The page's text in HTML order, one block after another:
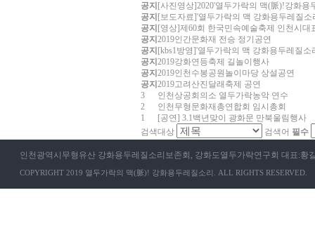
공지 [사진영상]2020'열두가락의 맥(脈)!강화용
공지 [보도자료]'열두가락의 맥 강화용두레질
공지 [영상]제60회 한국민속예술축제 인천시
공지 2019인간문화재 전승 정기공연
공지 [kbs1방영]'열두가락의 맥 강화용두레질소
공지 2019강화연등축제 길놀이행사
공지 2019인천수봉공원놀이마당 상설공연
공지 2019고려산진달래축제 공연
3
인천상공회의소 열두가락농악 연수
2
인천무형문화재총연합회 임시총회
1
[공연] 3.1백년맞이 광화문 만북울림행사
검색대상
검색어 필수
인천광역시무형유산 강화용두레질소리보존회, 강화도열두가락연구회 대표:
COPYRIGHT 2019 열두가락의 맥(脈)! 강화용두레질소리. ALL RIGHTS RESERVED.